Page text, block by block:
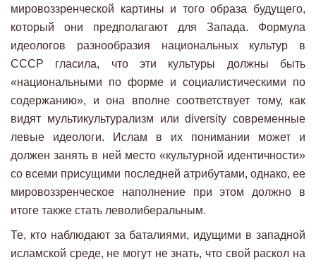
мировоззренческой картины и того образа будущего,
который они предполагают для Запада. Формула
идеологов разнообразия национальных культур в
СССР гласила, что эти культуры должны быть
«национальными по форме и социалистическими по
содержанию», и она вполне соответствует тому, как
видят мультикультурализм или diversity современные
левые идеологи. Ислам в их понимании может и
должен занять в ней место «культурной идентичности»
со всеми присущими последней атрибутами, однако, ее
мировоззренческое наполнение при этом должно в
итоге также стать леволиберальным.
Те, кто наблюдают за баталиями, идущими в западной
исламской среде, не могут не знать, что свой раскол на